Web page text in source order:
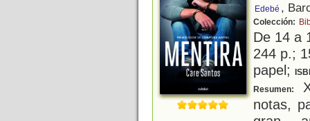
Edebé ,
Colección:
De 14 a
244 p.;
papel;
Resumen:
notas,